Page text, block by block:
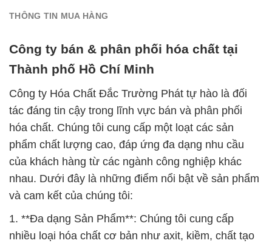
THÔNG TIN MUA HÀNG
Công ty bán & phân phối hóa chất tại
Thành phố Hồ Chí Minh
Công ty Hóa Chất Đắc Trường Phát tự hào là đối
tác đáng tin cậy trong lĩnh vực bán và phân phối
hóa chất. Chúng tôi cung cấp một loạt các sản
phẩm chất lượng cao, đáp ứng đa dạng nhu cầu
của khách hàng từ các ngành công nghiệp khác
nhau. Dưới đây là những điểm nổi bật về sản phẩm
và cam kết của chúng tôi:
1. **Đa dạng Sản Phẩm**: Chúng tôi cung cấp
nhiều loại hóa chất cơ bản như axit, kiềm, chất tạo